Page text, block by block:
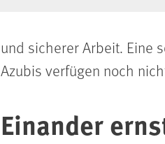
und sicherer Arbeit. Eine
Azubis verfügen noch
Einander